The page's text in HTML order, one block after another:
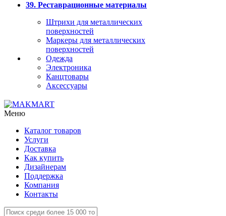
39. Реставрационные материалы
Штрихи для металлических
поверхностей
Маркеры для металлических
поверхностей
Одежда
Электроника
Канцтовары
Аксессуары
Меню
Каталог товаров
Услуги
Доставка
Как купить
Дизайнерам
Поддержка
Компания
Контакты